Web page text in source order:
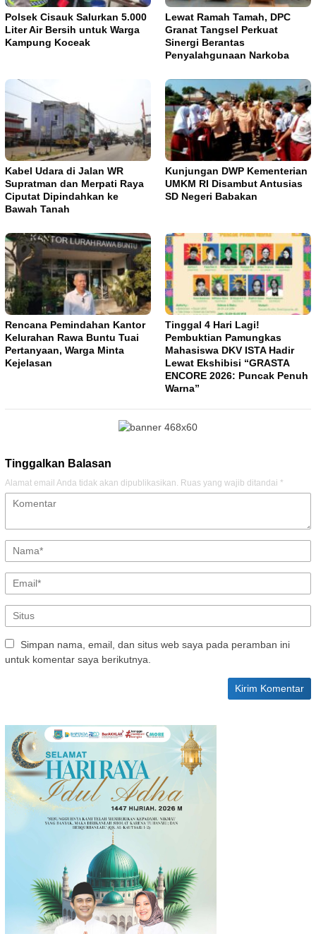
Polsek Cisauk Salurkan 5.000
Liter Air Bersih untuk Warga
Kampung Koceak
Lewat Ramah Tamah, DPC
Granat Tangsel Perkuat
Sinergi Berantas
Penyalahgunaan Narkoba
Kabel Udara di Jalan WR
Supratman dan Merpati Raya
Ciputat Dipindahkan ke
Bawah Tanah
Kunjungan DWP Kementerian
UMKM RI Disambut Antusias
SD Negeri Babakan
Rencana Pemindahan Kantor
Kelurahan Rawa Buntu Tuai
Pertanyaan, Warga Minta
Kejelasan
Tinggal 4 Hari Lagi!
Pembuktian Pamungkas
Mahasiswa DKV ISTA Hadir
Lewat Ekshibisi “GRASTA
ENCORE 2026: Puncak Penuh
Warna”
Tinggalkan Balasan
Alamat email Anda tidak akan dipublikasikan. Ruas yang wajib ditandai *
Simpan nama, email, dan situs web saya pada peramban ini
untuk komentar saya berikutnya.